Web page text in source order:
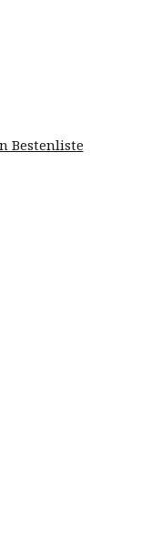
Bestenliste